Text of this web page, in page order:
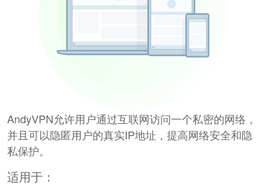
AndyVPN允许用户通过互联网访问一个私密的网络，
并且可以隐匿用户的真实IP地址，提高网络安全和隐
私保护。
适用于：